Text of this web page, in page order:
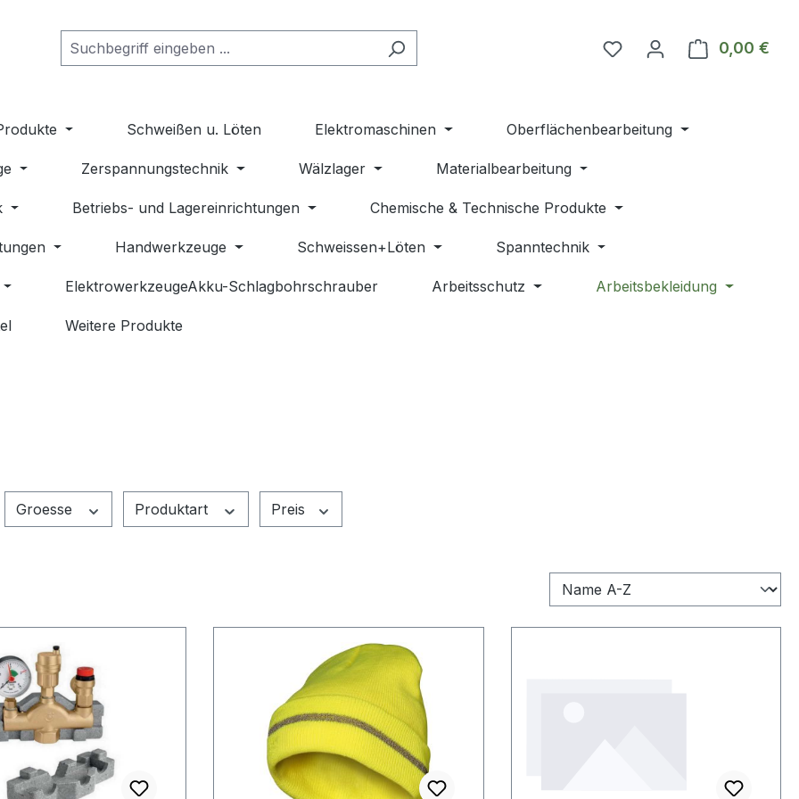
Du hast 0 Produkte auf
0,00 €
Schweißen u. Löten Elektromaschinen Oberflächenbearbeitung
Zerspannungstechnik Wälzlager Materialbearbeitung
Betriebs- und Lagereinrichtungen Chemische & Technische Produkte
Handwerkzeuge Schweissen+Löten Spanntechnik
ElektrowerkzeugeAkku-Schlagbohrschrauber Arbeitsschutz Arbeitsbekleidung
Weitere Produkte
Groesse Produktart Preis